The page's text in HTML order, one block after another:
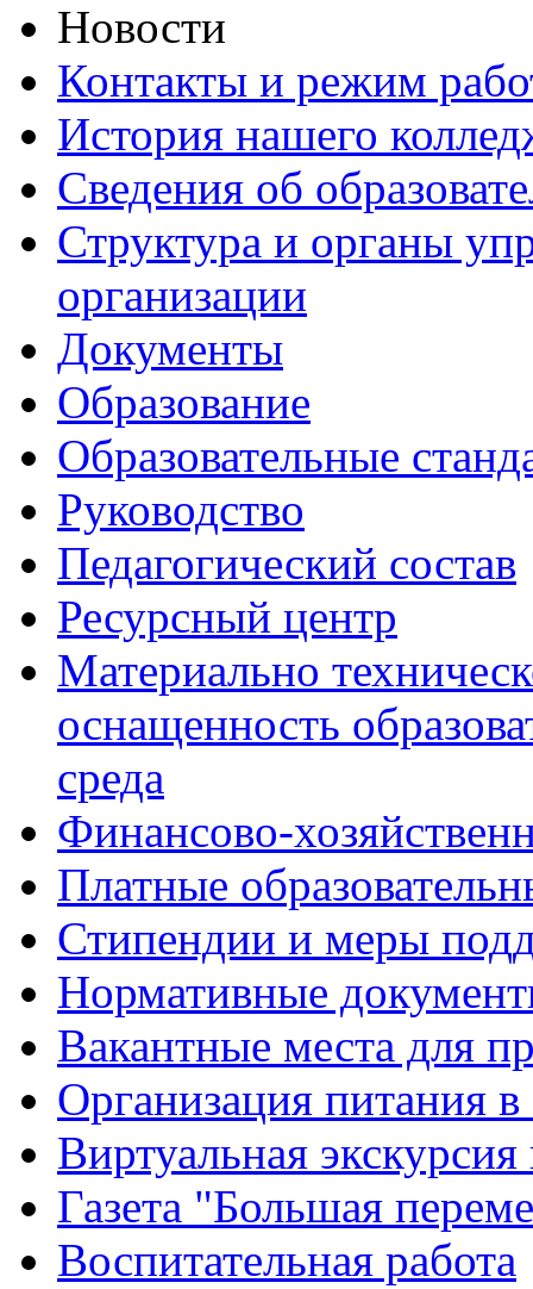
Новости
Контакты и режим
История нашего
Сведения об
Структура и органы
организации
Документы
Образование
Образовательные
Руководство
Педагогический состав
Ресурсный центр
Материально
оснащенность
среда
Финансово-
Платные
Стипендии и меры
Нормативные
Вакантные места для
Организация питания в
Виртуальная
Газета "Большая
Воспитательная работа